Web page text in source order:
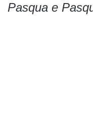
Pasqua e